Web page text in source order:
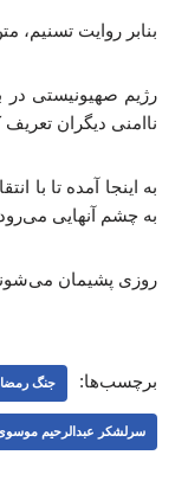
بنابر روایت
رژیم صهیونیستی در
ناامنی دیگران
به اینجا آمده تا با
به چشم آنهایی
روزی پشیمان
برچسب‌ها: جنگ
سرلشکر عبدالرحیم